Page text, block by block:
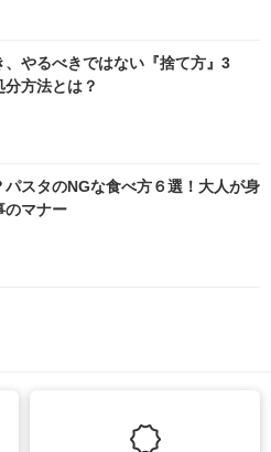
、やるべきではない『捨て方』3
方法とは？
パスタのNGな食べ方６選！大人が身
のマナー